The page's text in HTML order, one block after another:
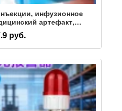
инфузионное
артефакт,
принадлежности,
сигнализация о
оптом
руб.